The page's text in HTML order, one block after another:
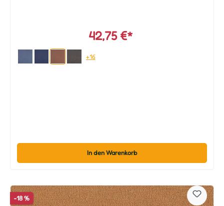
42,75 €*
+16
In den Warenkorb
-18 %